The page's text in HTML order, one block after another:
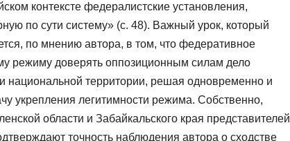
контексте федералистские установления,
по сути систему» (с. 48). Важный урок, который
по мнению автора, в том, что федеративное
режиму доверять оппозиционным силам дело
национальной территории, решая одновременно и
укрепления легитимности режима. Собственно,
области и Забайкальского края представителей
точность наблюдения автора о сходстве